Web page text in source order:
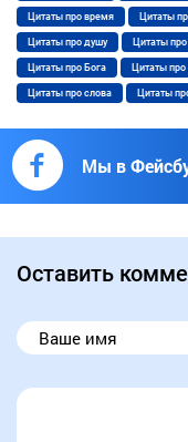
Цитаты про время Цитаты
Цитаты про душу Цитаты
Цитаты про Бога Цитаты
Цитаты про слова Цитаты
Мы в
Оставить